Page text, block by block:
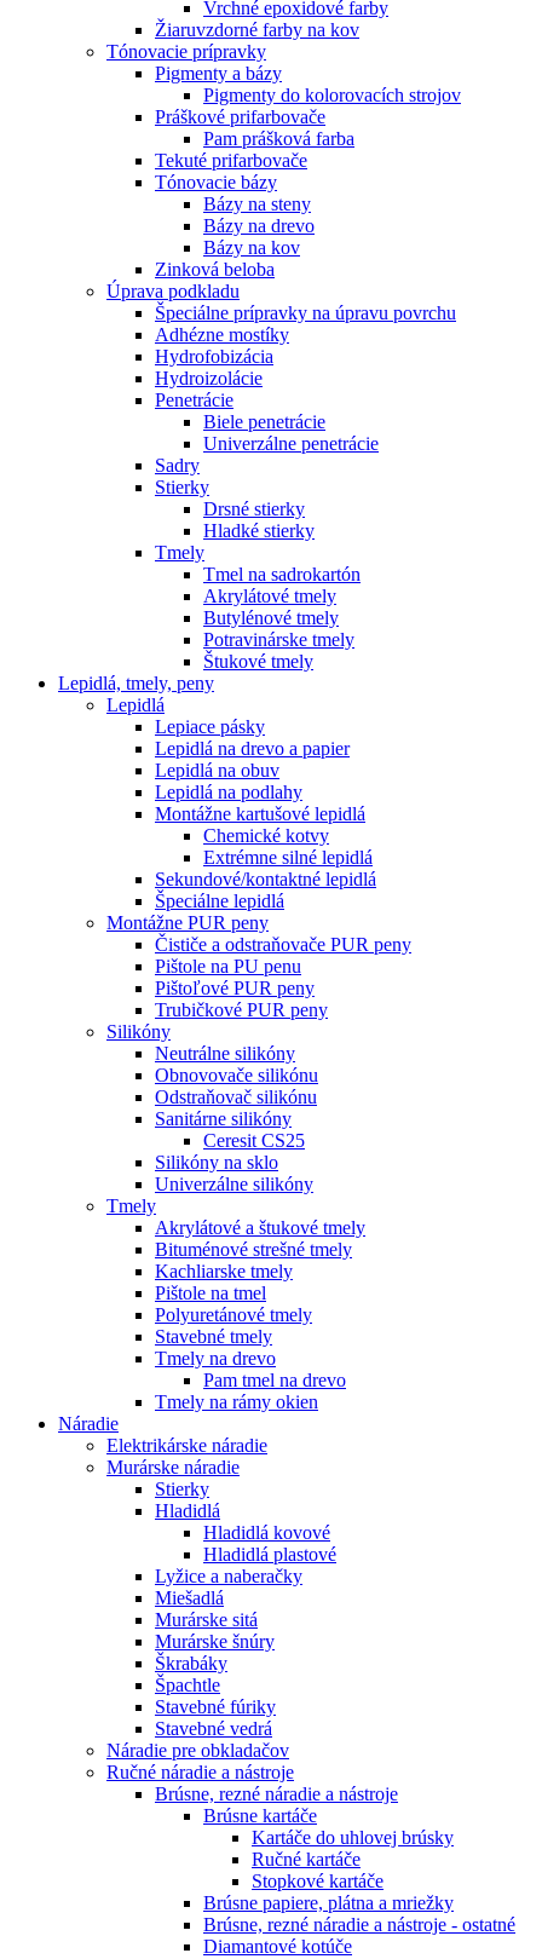
Vrchné epoxidové farby
Žiaruvzdorné farby na kov
Tónovacie prípravky
Pigmenty a bázy
Pigmenty do kolorovacích strojov
Práškové prifarbovače
Pam prášková farba
Tekuté prifarbovače
Tónovacie bázy
Bázy na steny
Bázy na drevo
Bázy na kov
Zinková beloba
Úprava podkladu
Špeciálne prípravky na úpravu povrchu
Adhézne mostíky
Hydrofobizácia
Hydroizolácie
Penetrácie
Biele penetrácie
Univerzálne penetrácie
Sadry
Stierky
Drsné stierky
Hladké stierky
Tmely
Tmel na sadrokartón
Akrylátové tmely
Butylénové tmely
Potravinárske tmely
Štukové tmely
Lepidlá, tmely, peny
Lepidlá
Lepiace pásky
Lepidlá na drevo a papier
Lepidlá na obuv
Lepidlá na podlahy
Montážne kartušové lepidlá
Chemické kotvy
Extrémne silné lepidlá
Sekundové/kontaktné lepidlá
Špeciálne lepidlá
Montážne PUR peny
Čističe a odstraňovače PUR peny
Pištole na PU penu
Pištoľové PUR peny
Trubičkové PUR peny
Silikóny
Neutrálne silikóny
Obnovovače silikónu
Odstraňovač silikónu
Sanitárne silikóny
Ceresit CS25
Silikóny na sklo
Univerzálne silikóny
Tmely
Akrylátové a štukové tmely
Bituménové strešné tmely
Kachliarske tmely
Pištole na tmel
Polyuretánové tmely
Stavebné tmely
Tmely na drevo
Pam tmel na drevo
Tmely na rámy okien
Náradie
Elektrikárske náradie
Murárske náradie
Stierky
Hladidlá
Hladidlá kovové
Hladidlá plastové
Lyžice a naberačky
Miešadlá
Murárske sitá
Murárske šnúry
Škrabáky
Špachtle
Stavebné fúriky
Stavebné vedrá
Náradie pre obkladačov
Ručné náradie a nástroje
Brúsne, rezné náradie a nástroje
Brúsne kartáče
Kartáče do uhlovej brúsky
Ručné kartáče
Stopkové kartáče
Brúsne papiere, plátna a mriežky
Brúsne, rezné náradie a nástroje - ostatné
Diamantové kotúče